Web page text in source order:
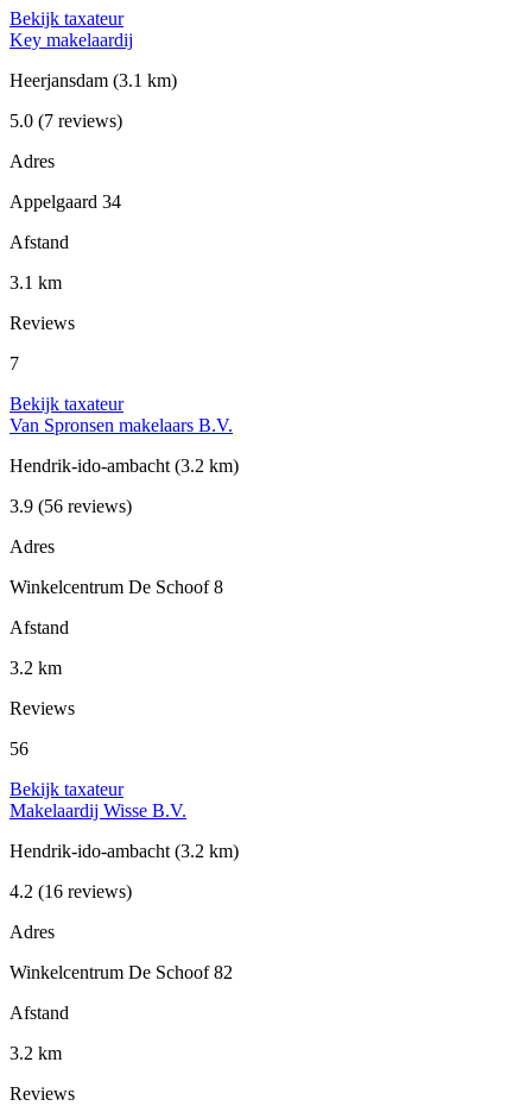
Bekijk taxateur
Key makelaardij
Heerjansdam (3.1 km)
5.0 (7 reviews)
Adres
Appelgaard 34
Afstand
3.1 km
Reviews
7
Bekijk taxateur
Van Spronsen makelaars B.V.
Hendrik-ido-ambacht (3.2 km)
3.9 (56 reviews)
Adres
Winkelcentrum De Schoof 8
Afstand
3.2 km
Reviews
56
Bekijk taxateur
Makelaardij Wisse B.V.
Hendrik-ido-ambacht (3.2 km)
4.2 (16 reviews)
Adres
Winkelcentrum De Schoof 82
Afstand
3.2 km
Reviews